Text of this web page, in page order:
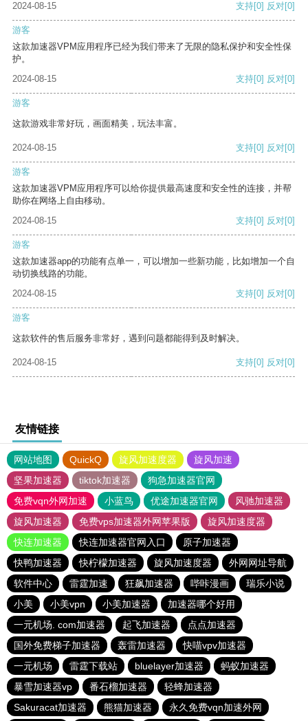
2024-08-15 支持[0] 反对[0]
游客
这款加速器VPM应用程序已经为我们带来了无限的隐私保护和安全性保
护。
2024-08-15
支持[0] 反对[0]
游客
这款游戏非常好玩，画面精美，玩法丰富。
2024-08-15 支持[0] 反对[0]
游客
这款加速器VPM应用程序可以给你提供最高速度和安全性的连接，并帮
助你在网络上自由移动。
2024-08-15
支持[0] 反对[0]
游客
这款加速器app的功能有点单一，可以增加一些新功能，比如增加一个自
动切换线路的功能。
2024-08-15
支持[0] 反对[0]
游客
这款软件的售后服务非常好，遇到问题都能得到及时解决。
2024-08-15 支持[0] 反对[0]
友情链接
网站地图 QuickQ 旋风加速度器
旋风加速
坚果加速器
tiktok加速器
狗急加速器官网
免费vqn外网加速
小蓝鸟 优途加速器官网
风驰加速器
旋风加速器
免费vps加速器外网苹果版
旋风加速度器
快连加速器
快连加速器官网入口
原子加速器
快鸭加速器
快柠檬加速器 旋风加速度器
外网网址导航
软件中心
雷霆加速 狂飙加速器 哔咔漫画
瑞乐小说
小美
小美vpn 小美加速器
加速器哪个好用
一元机场. com加速器
起飞加速器
点点加速器
国外免费梯子加速器
轰雷加速器
快喵vpv加速器
一元机场
雷霆下载站 bluelayer加速器
蚂蚁加速器
暴雪加速器vp
番石榴加速器
轻蜂加速器
Sakuracat加速器
熊猫加速器 永久免费vqn加速外网